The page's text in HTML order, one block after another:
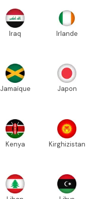
Iraq Irlande
Jamaïque Japon
Kenya Kirghizistan